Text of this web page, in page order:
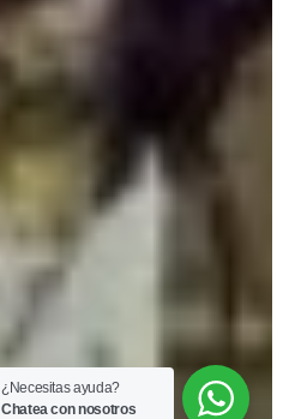
¿Necesitas ayuda?
Chatea con nosotros